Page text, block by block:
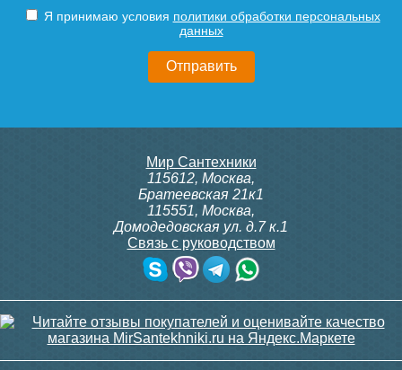
Подробнее
Конвектор ITT.080.200.1300
с решеткой GRILL.SGA-20-
30 665
Конвектор ITT.080.200.1300
с решеткой GRILL.SGA-20-
1300 brown
1/2"
3 150
Модуль-адаптер itermic
Контроллер Siemens RAB
11, 230В (механ.)
Я принимаю условия политики обработки персональных
данных
Мир Сантехники
115612, Москва,
Братеевская 21к1
115551, Москва,
Домодедовская ул. д.7 к.1
Связь с руководством